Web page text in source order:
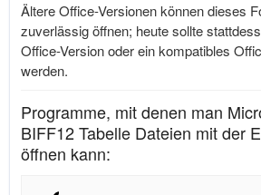
Ältere Office-Versionen können dieses
zuverlässig öffnen; heute sollte
Office-Version oder ein kompatibles
werden.
Programme, mit denen man
BIFF12 Tabelle Dateien mit der
öffnen kann: